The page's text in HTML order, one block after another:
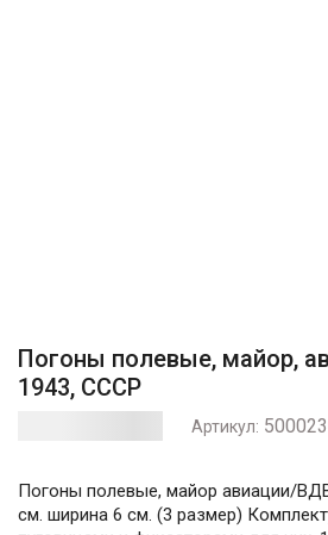
Погоны полевые, майор,
1943, СССР
Артикул:
Погоны полевые, майор авиации/
см. ширина 6 см. (3 размер)